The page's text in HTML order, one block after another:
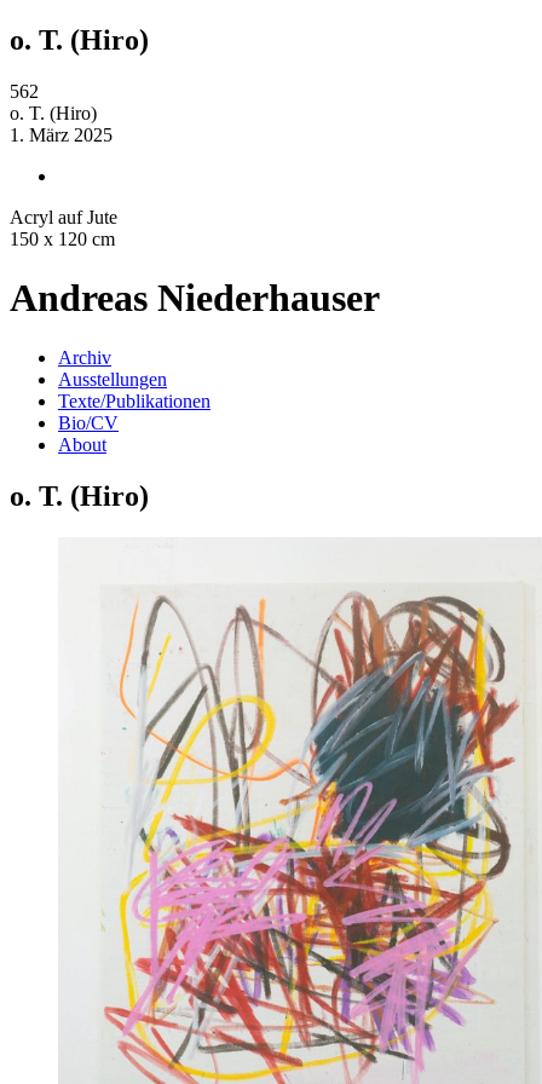
o. T. (Hiro)
562
o. T. (Hiro)
1. März 2025
Acryl auf Jute
150 x 120 cm
Andreas Niederhauser
Archiv
Ausstellungen
Texte/Publikationen
Bio/CV
About
o. T. (Hiro)